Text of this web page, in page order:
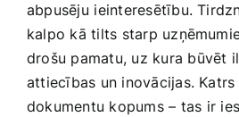
abpusēju⁢ ieinteresētību.‌
kalpo kā tilts starp
drošu ​pamatu, uz kura būvēt
attiecības un inovācijas.
dokumentu kopums⁢ – tas ‍ir